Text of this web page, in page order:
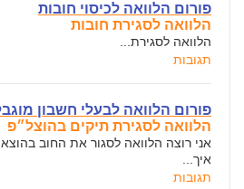
פורום הלוואה לכיסוי חובות
הלוואה לסגירת חובות
הלוואה לסגירת...
תגובות
פורום הלוואה לבעלי חשבון
הלוואה לסגירת תיקים בהוצל״פ
אני רוצה הלוואה לסגור את החוב
איך...
תגובות